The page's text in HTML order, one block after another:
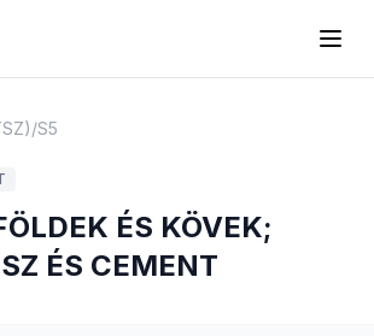
/S5
ÉS KÖVEK;
ÉS CEMENT